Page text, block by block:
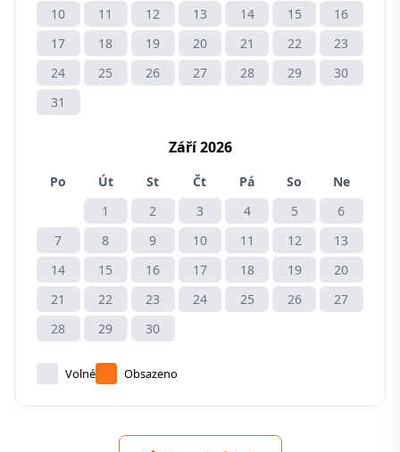
10
11 12 13 14 15
16
17
18 19 20 21 22
23
24
25 26 27 28 29
30
31
Září 2026
Po Út St Čt Pá So
Ne
1
2 3 4 5
6
7
8 9 10 11 12
13
14
15 16 17 18 19
20
21
22 23 24 25 26
27
28
29 30
Volné Obsazeno